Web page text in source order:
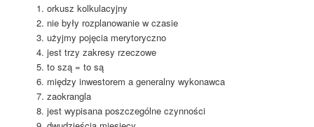
orkusz kolkulacyjny
nie były rozplanowanie w czasie
użyjmy pojęcia merytoryczno
jest trzy zakresy rzeczowe
to szą = to są
między inwestorem a generalny wykonawca
zaokrangla
jest wypisana poszczególne czynności